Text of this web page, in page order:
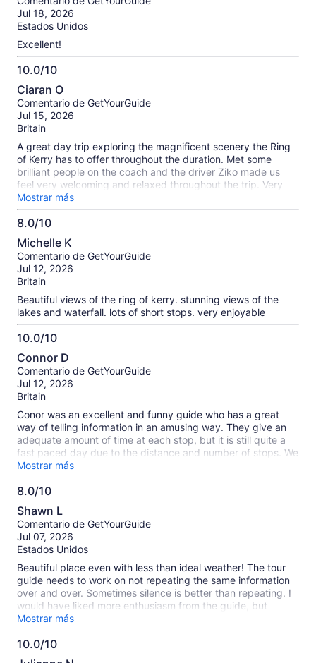
nuestras
opiniones
10
Jul 18, 2026
Estados Unidos
Excellent!
10.0/10
10.0
de
10
Ciaran O
Comentario de GetYourGuide
Jul 15, 2026
Britain
A great day trip exploring the magnificent scenery the Ring
of Kerry has to offer throughout the duration. Met some
brilliant people on the coach and the driver Ziko made us
feel very welcoming and relaxed throughout the trip. Very
appreciative that he stopped at all of the famous locations to
have a look around that included the Bog museum, Dingle
Bay, Skellig Bay, Waterville, Sneem, Ladies view and Torc
even better. Thank you Paddy Wagon Tours 🚍
Mostrar más
8.0/10
8.0
de
10
Michelle K
Comentario de GetYourGuide
Jul 12, 2026
Britain
Beautiful views of the ring of kerry. stunning views of the
lakes and waterfall. lots of short stops. very enjoyable
10.0/10
10.0
de
10
Connor D
Comentario de GetYourGuide
Jul 12, 2026
Britain
Conor was an excellent and funny guide who has a great
way of telling information in an amusing way. They give an
adequate amount of time at each stop, but it is still quite a
fast paced day due to the distance and number of stops. We
fell behind schedule by over 40 mins which I think is
probably quite common, but wasn’t a problem for us. Be
aware of extra costs at some stops, although these are all
Killarney, and the bog museum. We did neither, instead just
went to a cafe and wandered Killarney, and tried the Irish
coffee outside the museum which Conor recommended and
was excellent. All in all a great trip and would definitely
recommend if you are in Cork for a few days.
Mostrar más
8.0/10
8.0
de
10
Shawn L
Comentario de GetYourGuide
Jul 07, 2026
Estados Unidos
Beautiful place even with less than ideal weather! The tour
guide needs to work on not repeating the same information
over and over. Sometimes silence is better than repeating. I
would have liked more enthusiasm from the guide, but
maybe it was an off day. He was heavy on sporting
commentary.
Mostrar más
10.0/10
10.0